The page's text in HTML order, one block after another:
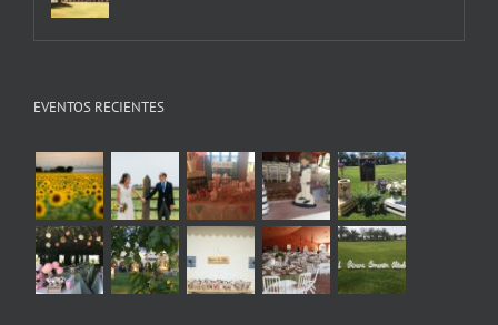
EVENTOS RECIENTES